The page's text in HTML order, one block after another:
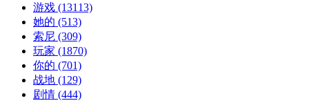
游戏 (13113)
她的 (513)
索尼 (309)
玩家 (1870)
你的 (701)
战地 (129)
剧情 (444)